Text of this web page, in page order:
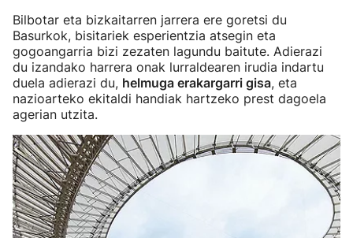
Bilbotar eta bizkaitarren jarrera ere goretsi du
Basurkok, bisitariek esperientzia atsegin eta
gogoangarria bizi zezaten lagundu baitute. Adierazi
du izandako harrera onak lurraldearen irudia indartu
duela adierazi du, helmuga erakargarri gisa, eta
nazioarteko ekitaldi handiak hartzeko prest dagoela
agerian utzita.